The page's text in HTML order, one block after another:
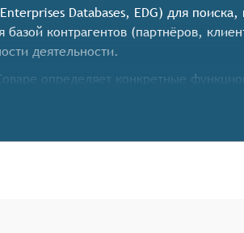
Databases, EDG) для
базой контрагентов (партнёров,
деятельности.
определяет конкретные
предоставлять возможность
и т.д. Это упрощает поиск